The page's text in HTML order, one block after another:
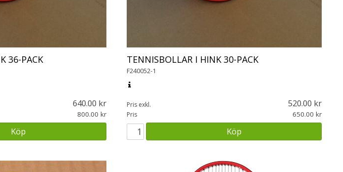
36-PACK
640.00
800.00
Köp
TENNISBOLLAR I HINK 30-PACK
F240052-1
Pris exkl. 520.00
Pris 650.00
Köp